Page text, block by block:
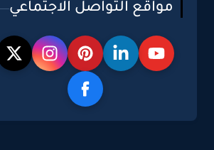
مواقع التواصل الاجتماعي